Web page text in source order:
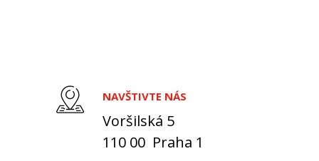
NAVŠTIVTE NÁS
Voršilská 5
110 00 Praha 1